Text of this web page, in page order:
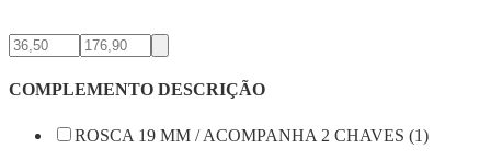
COMPLEMENTO DESCRIÇÃO
ROSCA 19 MM / ACOMPANHA 2 CHAVES (1)